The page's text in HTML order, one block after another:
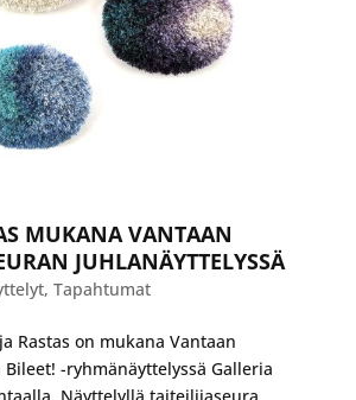
MUKANA VANTAAN
JUHLANÄYTTELYSSÄ
, Tapahtumat
Rastas on mukana Vantaan
-ryhmänäyttelyssä Galleria